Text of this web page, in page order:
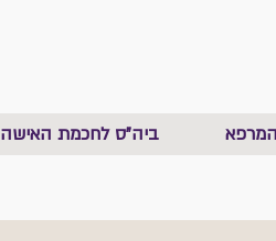
ביה"ס לחכמת האישה